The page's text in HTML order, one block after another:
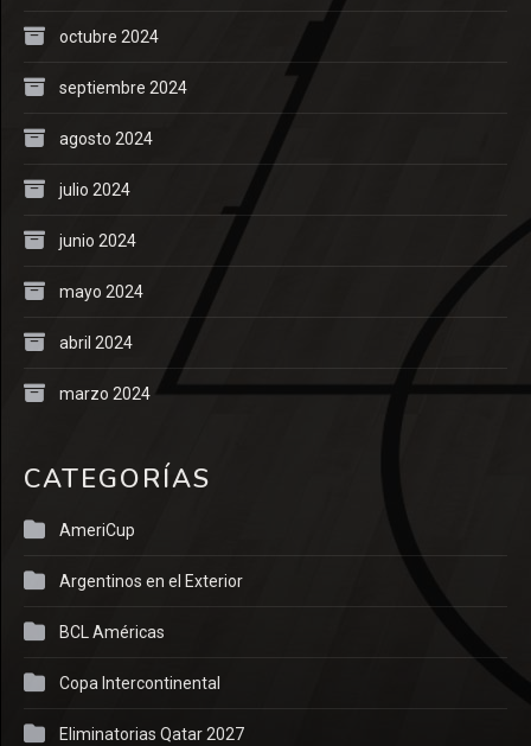
octubre 2024
septiembre 2024
agosto 2024
julio 2024
junio 2024
mayo 2024
abril 2024
marzo 2024
CATEGORÍAS
AmeriCup
Argentinos en el Exterior
BCL Américas
Copa Intercontinental
Eliminatorias Qatar 2027